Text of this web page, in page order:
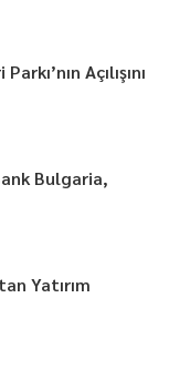
Açılışını
Bulgaria,
Yatırım